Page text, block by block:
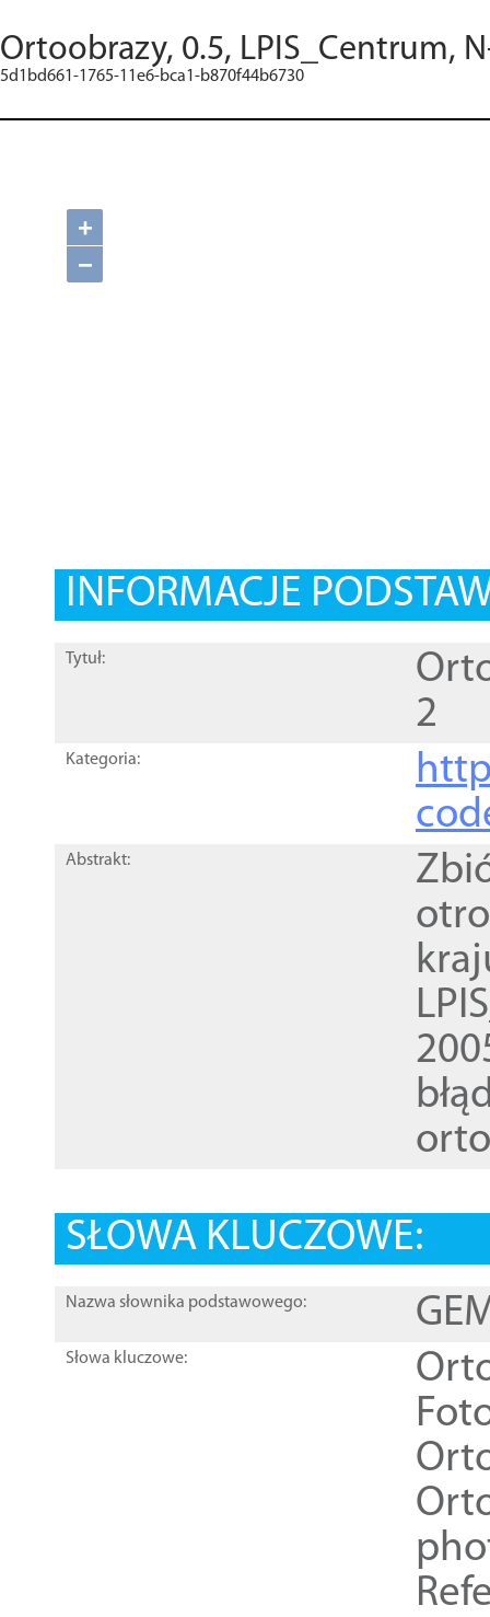
Ortoobrazy, 0.5, LPIS_Centrum,
5d1bd661-1765-11e6-bca1-b870f44b6730
+
−
INFORMACJE
Tytuł:
2
Kategoria:
Abstrakt:
SŁOWA KLUCZOWE:
Nazwa słownika podstawowego:
Słowa kluczowe: